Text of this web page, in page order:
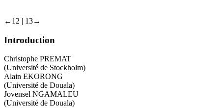
Christophe PREMAT
(Université de Stockholm)
Alain EKORONG
(Université de Douala)
Jovensel NGAMALEU